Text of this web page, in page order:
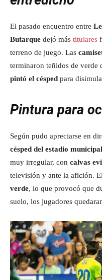
El pasado encuentro entre
Butarque dejó más titulares
terreno de juego. Las
terminaron teñidos de verde
pintó el césped para
Pintura para
Según pudo apreciarse en
césped del estadio
muy irregular, con calvas
televisión y ante la afición.
verde, lo que provocó que
suelo, los jugadores